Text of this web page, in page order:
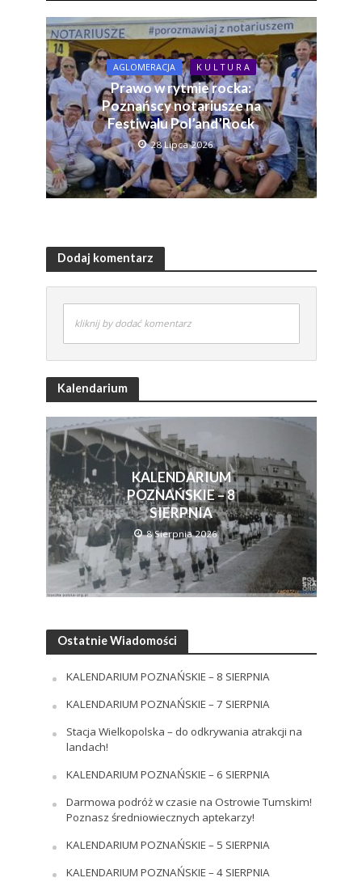
AGLOMERACJA K U L T U R A
Prawo w rytmie rocka:
Poznańscy notariusze na
Festiwalu Pol’and’Rock
28 Lipca 2026
Dodaj komentarz
kliknij by dodać komentarz
Kalendarium
KALENDARIUM
POZNAŃSKIE – 8
SIERPNIA
8 Sierpnia 2026
Ostatnie Wiadomości
KALENDARIUM POZNAŃSKIE – 8 SIERPNIA
KALENDARIUM POZNAŃSKIE – 7 SIERPNIA
Stacja Wielkopolska – do odkrywania atrakcji na
landach!
KALENDARIUM POZNAŃSKIE – 6 SIERPNIA
Darmowa podróż w czasie na Ostrowie Tumskim!
Poznasz średniowiecznych aptekarzy!
KALENDARIUM POZNAŃSKIE – 5 SIERPNIA
KALENDARIUM POZNAŃSKIE – 4 SIERPNIA